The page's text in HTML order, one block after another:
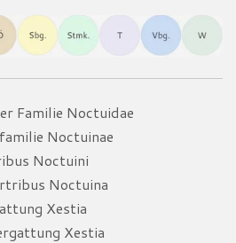
Familie Noctuidae
Noctuinae
Noctuini
Noctuina
Xestia
Xestia